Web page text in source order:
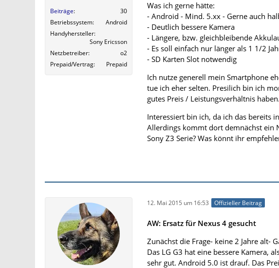
Beiträge
30
Betriebssystem
Android
Handyhersteller
Sony Ericsson
Netzbetreiber
o2
Prepaid/Vertrag
Prepaid
Was ich gerne hätte:
- Android - Mind. 5.xx - Gerne auch
- Deutlich bessere Kamera
- Längere, bzw. gleichbleibende
- Es soll einfach nur länger als 1 1/2
- SD Karten Slot notwendig
Ich nutze generell mein Smartphone
tue ich eher selten. Presilich bin ich
gutes Preis / Leistungsverhältnis haben.
Interessiert bin ich, da ich das bereits
Allerdings kommt dort demnächst ein
Sony Z3 Serie? Was könnt ihr
12. Mai 2015 um 16:53 Offizieller Beitrag
AW: Ersatz für Nexus 4 gesucht
Zunächst die Frage- keine 2 Jahre alt-
Das LG G3 hat eine bessere Kamera,
sehr gut. Android 5.0 ist drauf. Das